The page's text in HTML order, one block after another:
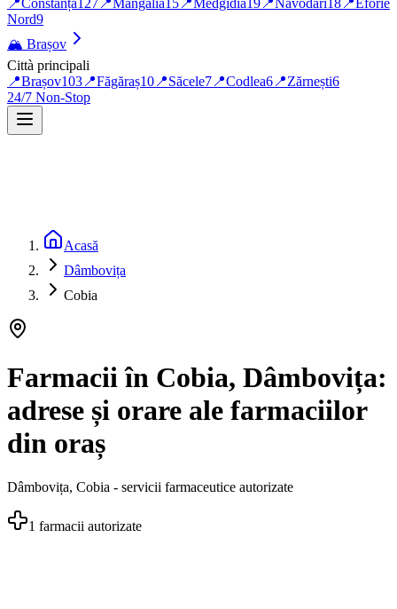
📍Constanța127 📍Mangalia15 📍Medgidia19 📍Năvodari18 📍Eforie
Nord9
🏔️ Brașov
Città principali
📍Brașov103 📍Făgăraș10 📍Săcele7 📍Codlea6 📍Zărnești6
24/7 Non-Stop
Acasă
Dâmbovița
Cobia
Farmacii în Cobia, Dâmbovița:
adrese și orare ale farmaciilor
din oraș
Dâmbovița, Cobia - servicii farmaceutice autorizate
1 farmacii autorizate